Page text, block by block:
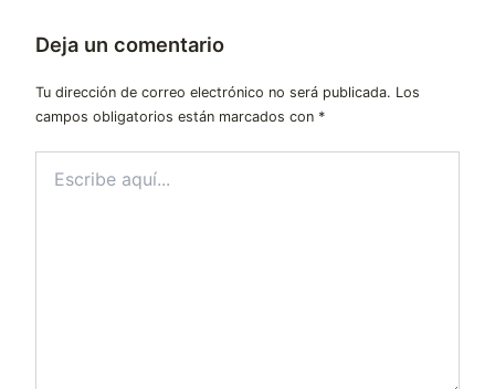
Deja un comentario
Tu dirección de correo electrónico no será publicada. Los
campos obligatorios están marcados con *
aquí...